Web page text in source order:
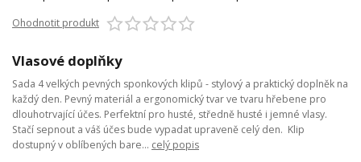
Ohodnotit produkt
Vlasové doplňky
Sada 4 velkých pevných sponkových klipů - stylový a praktický doplněk na
každý den. Pevný materiál a ergonomický tvar ve tvaru hřebene pro
dlouhotrvající účes. Perfektní pro husté, středně husté i jemné vlasy.
Stačí sepnout a váš účes bude vypadat upraveně celý den. Klip
dostupný v oblíbených bare... celý popis